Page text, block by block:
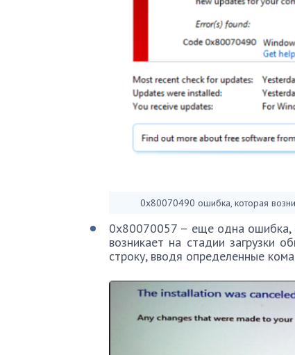
0x80070490 ошибка, которая
0x80070057 – еще одна ошибка,
возникает на стадии загрузки
строку, вводя определенные